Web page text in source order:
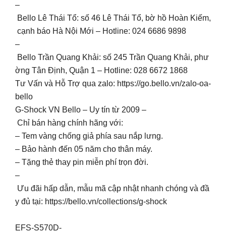
–
Bello Lê Thái Tổ: số 46 Lê Thái Tổ, bờ hồ Hoàn Kiếm,
cạnh báo Hà Nội Mới – Hotline: 024 6686 9898
–
Bello Trần Quang Khải: số 245 Trần Quang Khải, phư
ờng Tân Định, Quận 1 – Hotline: 028 6672 1868
Tư Vấn và Hỗ Trợ qua zalo: https://go.bello.vn/zalo-oa-
bello
G-Shock VN Bello – Uy tín từ 2009 –
Chỉ bán hàng chính hãng với:
– Tem vàng chống giả phía sau nắp lưng.
– Bảo hành đến 05 năm cho thân máy.
– Tặng thẻ thay pin miễn phí trọn đời.
–
Ưu đãi hấp dẫn, mẫu mã cập nhật nhanh chóng và đầ
y đủ tại: https://bello.vn/collections/g-shock
EFS-S570D-